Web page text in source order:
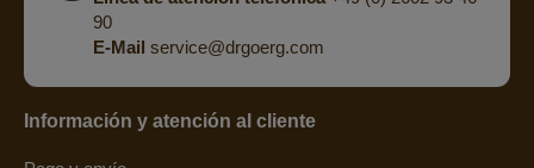
90
E-Mail service@drgoerg.com
Información y atención al cliente